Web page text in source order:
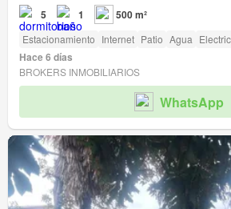
5 1 500 m²
Estacionamiento Internet Patio Agua
Hace 6 días
BROKERS INMOBILIARIOS
WhatsApp